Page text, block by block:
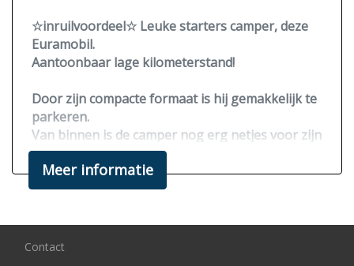
☆inruilvoordeel☆ Leuke starters camper, deze
Euramobil.
Aantoonbaar lage kilometerstand!
Door zijn compacte formaat is hij gemakkelijk te
parkeren.
Van binnen is de camper nog erg netjes voor zijn
leeftijd, voorzien van diverse luxe opties
waaronder een combi boiler met
ringverwarming, koelkast, achteruitrij camera,
andere extra's.
Meer informatie
Contact